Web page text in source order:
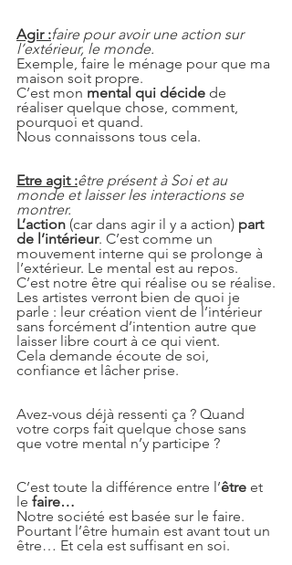
Agir :faire pour avoir une action sur
l’extérieur, le monde.
Exemple, faire le ménage pour que ma
maison soit propre.
C’est mon mental qui décide de
réaliser quelque chose, comment,
pourquoi et quand.
Nous connaissons tous cela.
Etre agit :être présent à Soi et au
monde et laisser les interactions se
montrer.
L’action (car dans agir il y a action) part
de l’intérieur. C’est comme un
mouvement interne qui se prolonge à
l’extérieur. Le mental est au repos.
C’est notre être qui réalise ou se réalise.
Les artistes verront bien de quoi je
parle : leur création vient de l’intérieur
sans forcément d’intention autre que
laisser libre court à ce qui vient.
Cela demande écoute de soi,
confiance et lâcher prise.
Avez-vous déjà ressenti ça ? Quand
votre corps fait quelque chose sans
que votre mental n’y participe ?
C’est toute la différence entre l’être et
le faire…
Notre société est basée sur le faire.
Pourtant l’être humain est avant tout un
être… Et cela est suffisant en soi.